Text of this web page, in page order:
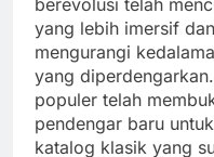
yang lebih imersif
mengurangi
yang
populer telah
pendengar baru
katalog klasik yang